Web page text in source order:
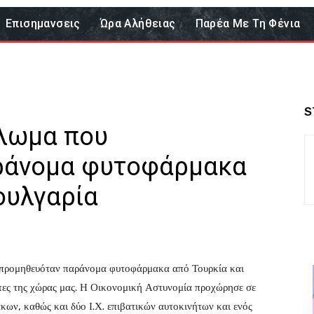
Επισημανσεις Ώρα Αλήθειας Παρέα Με Τη Φένια
που
φυτοφάρμακα
παράνομα φυτοφάρμακα από Τουρκία και
της χώρας μας. Η Οικονομική Αστυνομία προχώρησε σε
καθώς και δύο Ι.Χ. επιβατικών αυτοκινήτων και ενός